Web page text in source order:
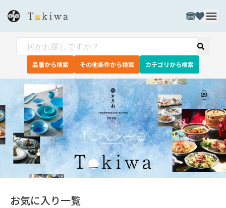
品番から検索 その他条件から検索 カテゴリから検索
お気に入り一覧